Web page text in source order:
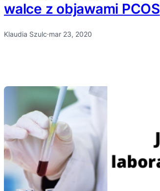
walce z objawami PCOS
Klaudia Szulc·mar 23, 2020